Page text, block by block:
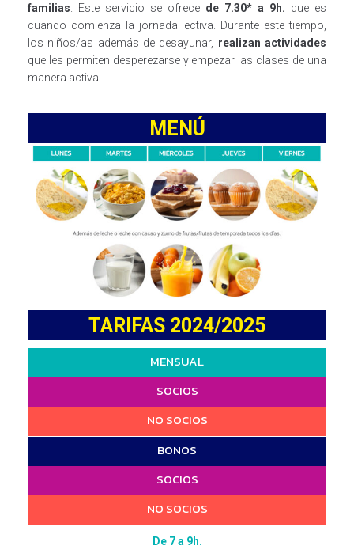
familias . Este servicio se ofrece de 7.30* a 9h. que es
cuando comienza la jornada lectiva. Durante este tiempo,
los niños/as además de desayunar, realizan actividades
que les permiten desperezarse y empezar las clases de una
manera activa.
MENÚ
TARIFAS 2024/2025
MENSUAL
SOCIOS
NO SOCIOS
BONOS
SOCIOS
NO SOCIOS
De 7 a 9h.